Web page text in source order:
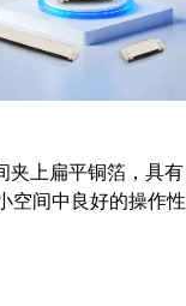
夹上扁平铜箔，具有
空间中良好的操作性